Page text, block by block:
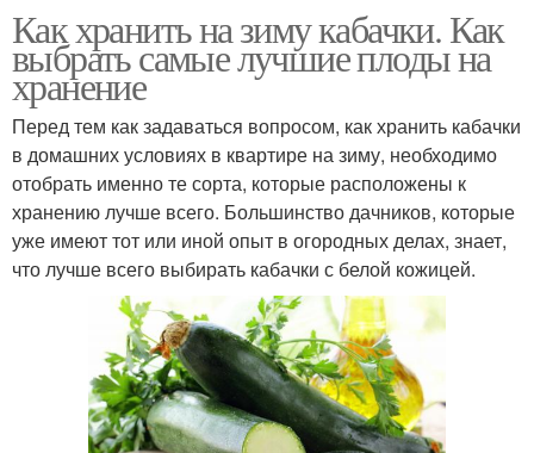
Как хранить на зиму кабачки. Как
выбрать самые лучшие плоды на
хранение
Перед тем как задаваться вопросом, как хранить кабачки
в домашних условиях в квартире на зиму, необходимо
отобрать именно те сорта, которые расположены к
хранению лучше всего. Большинство дачников, которые
уже имеют тот или иной опыт в огородных делах, знает,
что лучше всего выбирать кабачки с белой кожицей.